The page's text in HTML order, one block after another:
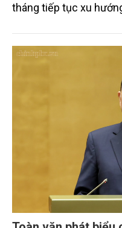
tháng tiếp tục xu
trưởng khá. Diện tích
thủy sản đều tăng nhẹ.